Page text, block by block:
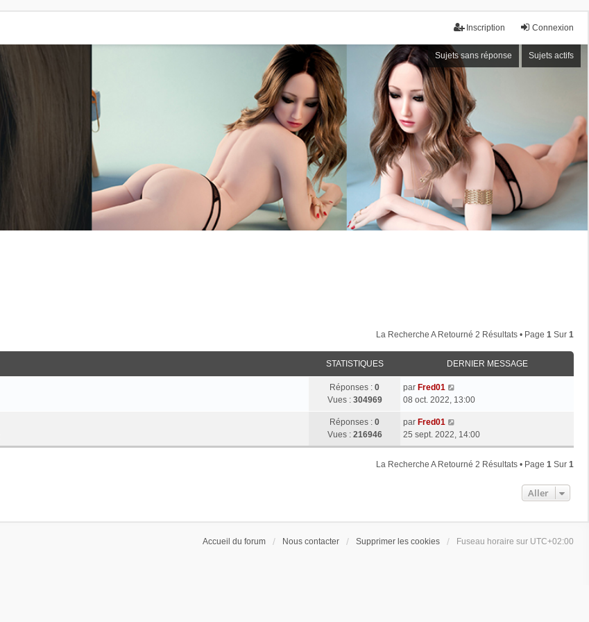
Connexion
Inscription
Sujets sans réponse Sujets actifs
La Recherche A Retourné 2 Résultats • Page 1 Sur 1
STATISTIQUES DERNIER MESSAGE
Réponses : 0
Vues : 304969
par Fred01
08 oct. 2022, 13:00
Réponses : 0
Vues : 216946
par Fred01
25 sept. 2022, 14:00
La Recherche A Retourné 2 Résultats • Page 1 Sur 1
Aller
Accueil du forum Nous contacter Supprimer les cookies Fuseau horaire sur UTC+02:00